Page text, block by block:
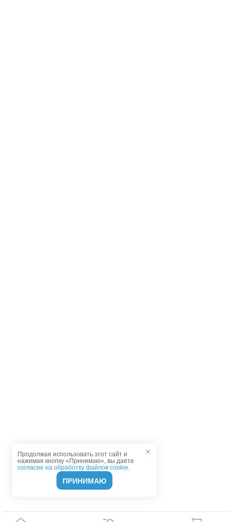
Продолжая использовать этот сайт и
нажимая кнопку «Принимаю», вы даете
согласие на обработку файлов cookie.
ПРИНИМАЮ